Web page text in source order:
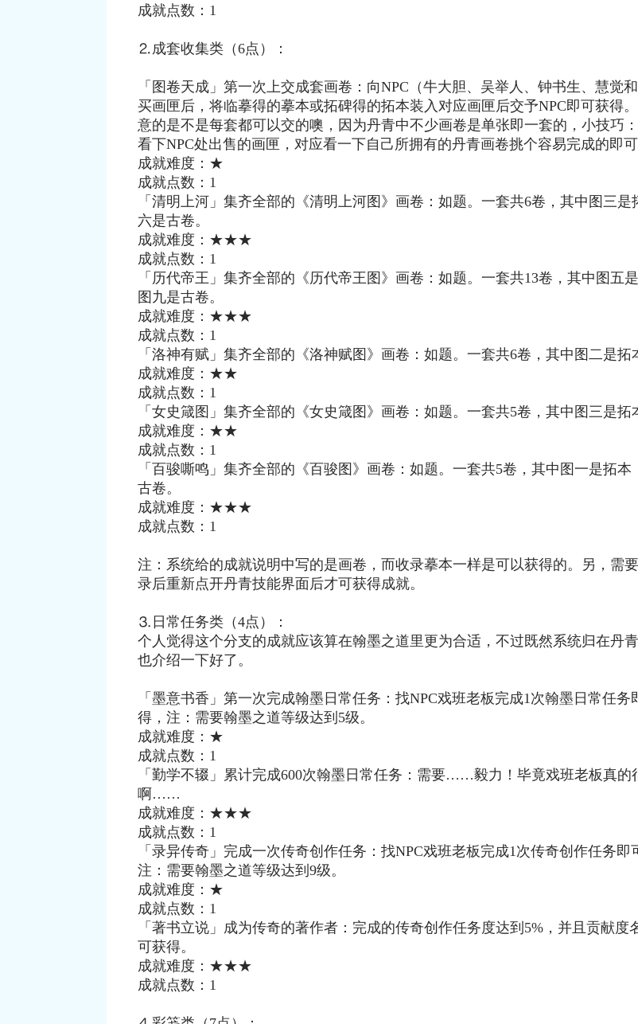
成就点数：1
⒉成套收集类（6点）：
「图卷天成」第一次上交成套画卷：向NPC（牛大胆、吴举人、钟书生、慧觉
买画匣后，将临摹得的摹本或拓碑得的拓本装入对应画匣后交予NPC即可获得
意的是不是每套都可以交的噢，因为丹青中不少画卷是单张即一套的，小技巧
看下NPC处出售的画匣，对应看一下自己所拥有的丹青画卷挑个容易完成的即可
成就难度：★
成就点数：1
「清明上河」集齐全部的《清明上河图》画卷：如题。一套共6卷，其中图三是
六是古卷。
成就难度：★★★
成就点数：1
「历代帝王」集齐全部的《历代帝王图》画卷：如题。一套共13卷，其中图五是
图九是古卷。
成就难度：★★★
成就点数：1
「洛神有赋」集齐全部的《洛神赋图》画卷：如题。一套共6卷，其中图二是拓
成就难度：★★
成就点数：1
「女史箴图」集齐全部的《女史箴图》画卷：如题。一套共5卷，其中图三是拓
成就难度：★★
成就点数：1
「百骏嘶鸣」集齐全部的《百骏图》画卷：如题。一套共5卷，其中图一是拓本
古卷。
成就难度：★★★
成就点数：1
注：系统给的成就说明中写的是画卷，而收录摹本一样是可以获得的。另，需
录后重新点开丹青技能界面后才可获得成就。
⒊日常任务类（4点）：
个人觉得这个分支的成就应该算在翰墨之道里更为合适，不过既然系统归在丹
也介绍一下好了。
「墨意书香」第一次完成翰墨日常任务：找NPC戏班老板完成1次翰墨日常任务
得，注：需要翰墨之道等级达到5级。
成就难度：★
成就点数：1
「勤学不辍」累计完成600次翰墨日常任务：需要……毅力！毕竟戏班老板真的
啊……
成就难度：★★★
成就点数：1
「录异传奇」完成一次传奇创作任务：找NPC戏班老板完成1次传奇创作任务即
注：需要翰墨之道等级达到9级。
成就难度：★
成就点数：1
「著书立说」成为传奇的著作者：完成的传奇创作任务度达到5%，并且贡献度
可获得。
成就难度：★★★
成就点数：1